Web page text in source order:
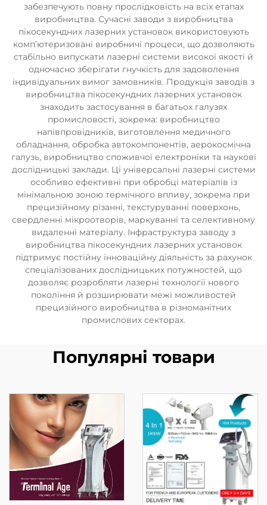
забезпечують повну прослідковість на всіх етапах
виробництва. Сучасні заводи з виробництва
пікосекундних лазерних установок використовують
комп’ютеризовані виробничі процеси, що дозволяють
стабільно випускати лазерні системи високої якості й
одночасно зберігати гнучкість для задоволення
індивідуальних вимог замовників. Продукція заводів з
виробництва пікосекундних лазерних установок
знаходить застосування в багатьох галузях
промисловості, зокрема: виробництво
напівпровідників, виготовлення медичного
обладнання, обробка автокомпонентів, аерокосмічна
галузь, виробництво споживчої електроніки та наукові
дослідницькі заклади. Ці універсальні лазерні системи
особливо ефективні при обробці матеріалів із
мінімальною зоною термічного впливу, зокрема при
прецизійному різанні, текстуруванні поверхонь,
свердленні мікроотворів, маркуванні та селективному
видаленні матеріалу. Інфраструктура заводу з
виробництва пікосекундних лазерних установок
підтримує постійну інноваційну діяльність за рахунок
спеціалізованих дослідницьких потужностей, що
дозволяє розробляти лазерні технології нового
покоління й розширювати межі можливостей
прецизійного виробництва в різноманітних
промислових секторах.
Популярні товари